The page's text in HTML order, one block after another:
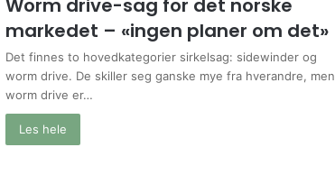
Worm drive-sag for det norske
markedet – «ingen planer om det»
Det finnes to hovedkategorier sirkelsag: sidewinder og
worm drive. De skiller seg ganske mye fra hverandre, men
worm drive er…
Les hele